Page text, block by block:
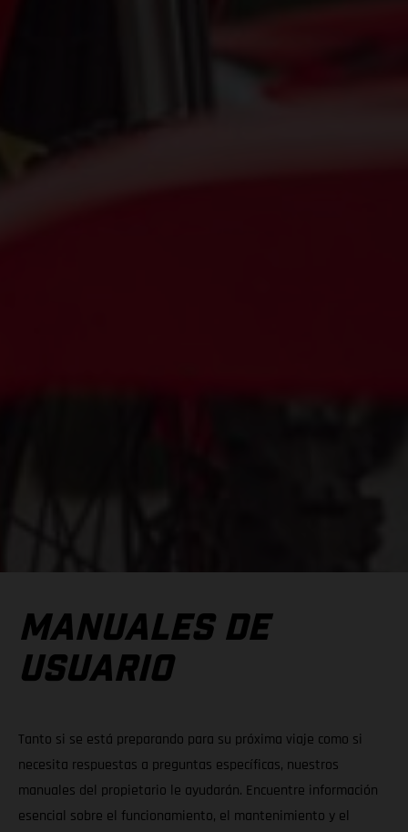
MANUALES DE
USUARIO
Tanto si se está preparando para su próxima viaje como si
necesita respuestas a preguntas específicas, nuestros
manuales del propietario le ayudarán. Encuentre información
esencial sobre el funcionamiento, el mantenimiento y el